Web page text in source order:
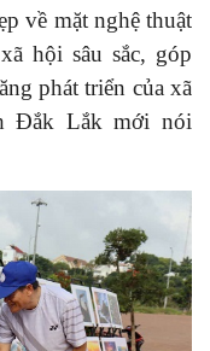
về mặt nghệ thuật
hội sâu sắc, góp
phát triển của xã
Đắk Lắk mới nói